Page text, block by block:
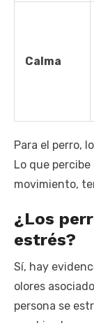
Calma
Para el perro,
Lo que
movimiento,
¿Los
estrés?
Sí, hay
olores
persona se